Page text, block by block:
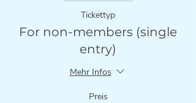
Tickettyp
For non-members (single
entry)
Mehr Infos
Preis